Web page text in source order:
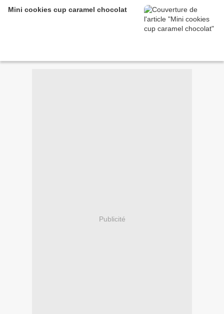
Mini cookies cup caramel chocolat
Publicité